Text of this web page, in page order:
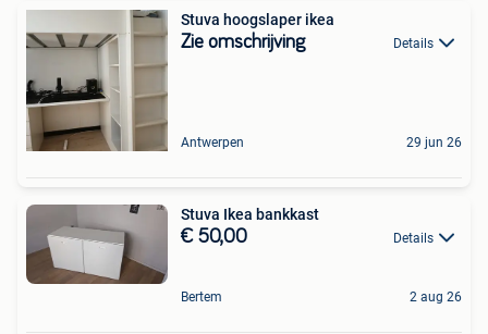
Stuva hoogslaper ikea
Zie omschrijving Details
Antwerpen 29 jun 26
Stuva Ikea bankkast
€ 50,00 Details
Bertem 2 aug 26